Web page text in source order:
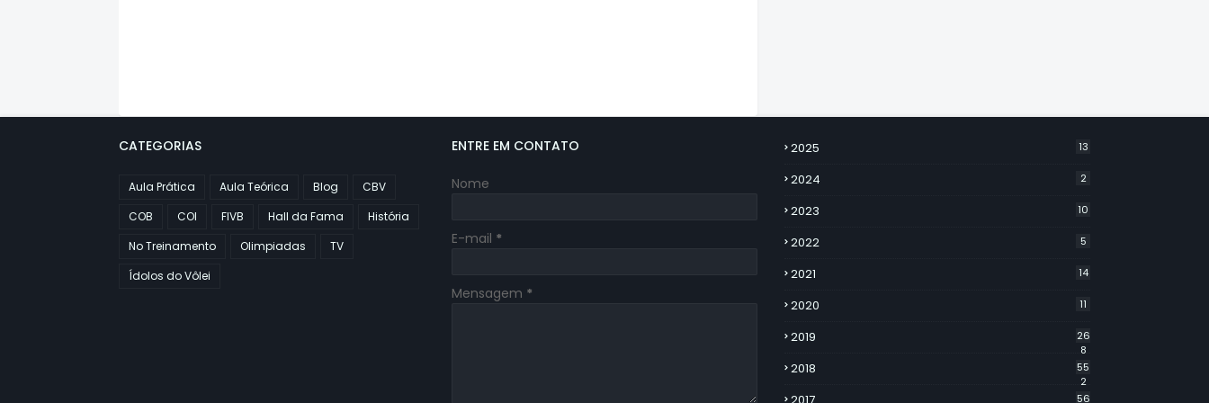
CATEGORIAS
Aula Prática Aula Teórica Blog
CBV
COB
COI FIVB Hall da Fama
História
No Treinamento
Olimpiadas
TV
Ídolos do Vôlei
ENTRE EM CONTATO
Nome
E-mail *
Mensagem *
2025 13
2024 2
2023 10
2022 5
2021 14
2020 11
2019
26
8
2018
55
2
56